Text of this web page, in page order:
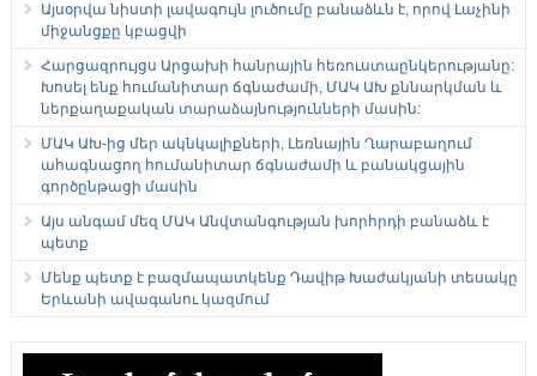
Այսօրվա նիստի լավագույն լուծումը բանաձևն է, որով Լաչինի
միջանցքը կբացվի
Հարցազրույցս Արցախի հանրային հեռուստաընկերությանը:
Խոսել ենք հումանիտար ճգնաժամի, ՄԱԿ ԱԽ քննարկման և
ներքաղաքական տարաձայնությունների մասին:
ՄԱԿ ԱԽ-ից մեր ակնկալիքների, Լեռնային Ղարաբաղում
ահագնացող հումանիտար ճգնաժամի և բանակցային
գործընթացի մասին
Այս անգամ մեզ ՄԱԿ Անվտանգության խորհրդի բանաձև է
պետք
Մենք պետք է բազմապատկենք Դավիթ Խաժակյանի տեսակը
Երևանի ավագանու կազմում